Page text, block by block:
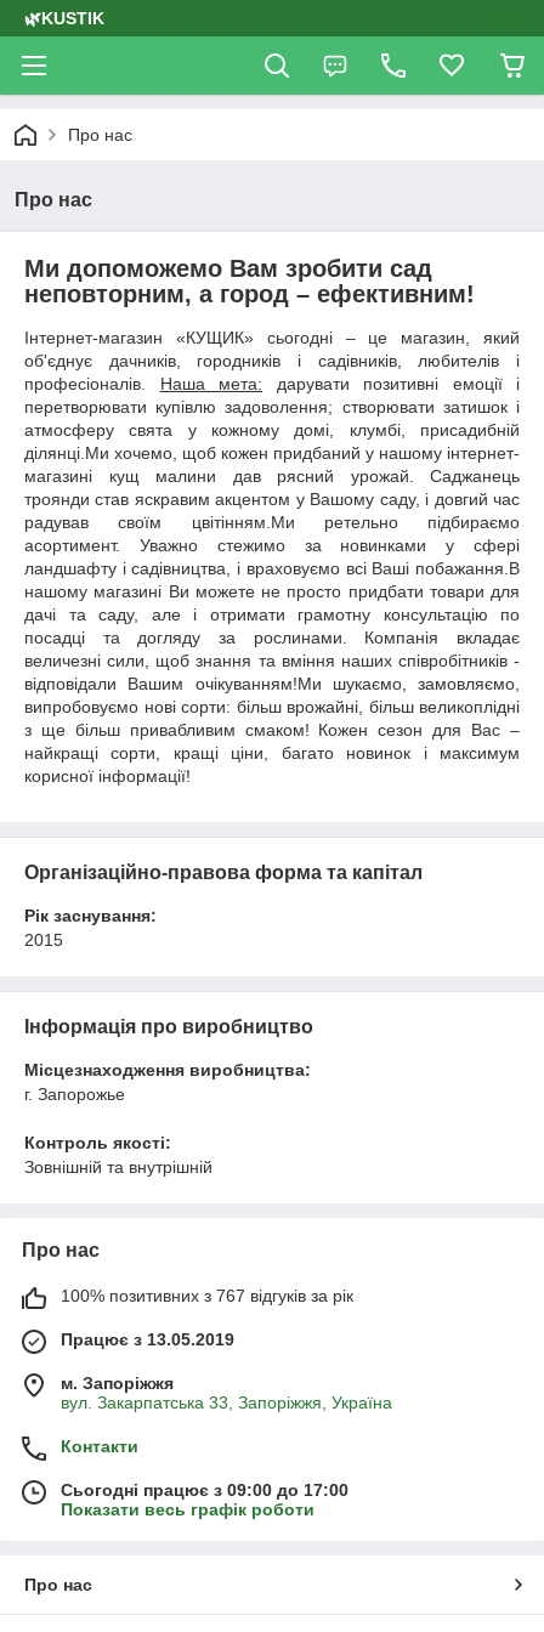
🌿KUSTIK
Про нас
Про нас
Ми допоможемо Вам зробити сад
неповторним, а город – ефективним!
Інтернет-магазин «КУЩИК» сьогодні – це магазин, який
об'єднує дачників, городників і садівників, любителів і
професіоналів. Наша мета: дарувати позитивні емоції і
перетворювати купівлю задоволення; створювати затишок і
атмосферу свята у кожному домі, клумбі, присадибній
ділянці.Ми хочемо, щоб кожен придбаний у нашому інтернет-
магазині кущ малини дав рясний урожай. Саджанець
троянди став яскравим акцентом у Вашому саду, і довгий час
радував своїм цвітінням.Ми ретельно підбираємо
асортимент. Уважно стежимо за новинками у сфері
ландшафту і садівництва, і враховуємо всі Ваші побажання.В
нашому магазині Ви можете не просто придбати товари для
дачі та саду, але і отримати грамотну консультацію по
посадці та догляду за рослинами. Компанія вкладає
величезні сили, щоб знання та вміння наших співробітників -
відповідали Вашим очікуванням!Ми шукаємо, замовляємо,
випробовуємо нові сорти: більш врожайні, більш великоплідні
з ще більш привабливим смаком! Кожен сезон для Вас –
найкращі сорти, кращі ціни, багато новинок і максимум
корисної інформації!
Організаційно-правова форма та капітал
Рік заснування:
2015
Інформація про виробництво
Місцезнаходження виробництва:
г. Запорожье
Контроль якості:
Зовнішній та внутрішній
Про нас
100% позитивних з 767 відгуків за рік
Працює з 13.05.2019
м. Запоріжжя
вул. Закарпатська 33, Запоріжжя, Україна
Контакти
Сьогодні працює з 09:00 до 17:00
Показати весь графік роботи
Про нас